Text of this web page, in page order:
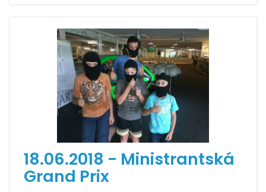
18.06.2018 - Ministrantská
Grand Prix